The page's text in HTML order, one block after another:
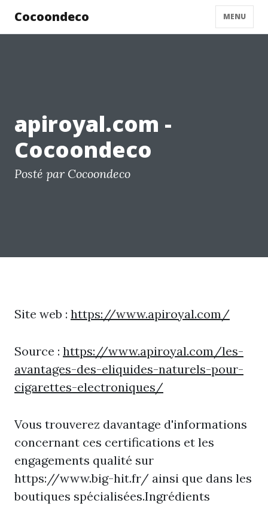
Cocoondeco MENU
apiroyal.com -
Cocoondeco
Posté par Cocoondeco
Site web : https://www.apiroyal.com/
Source : https://www.apiroyal.com/les-
avantages-des-eliquides-naturels-pour-
cigarettes-electroniques/
Vous trouverez davantage d'informations
concernant ces certifications et les
engagements qualité sur
https://www.big-hit.fr/ ainsi que dans les
boutiques spécialisées.Ingrédients